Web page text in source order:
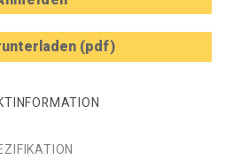
(pdf)